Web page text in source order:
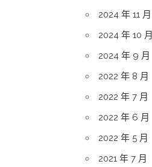
2024 年 11 月
2024 年 10 月
2024 年 9 月
2022 年 8 月
2022 年 7 月
2022 年 6 月
2022 年 5 月
2021 年 7 月